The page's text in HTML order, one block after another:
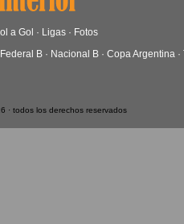
a Gol · Ligas · Fotos
B · Nacional B · Copa Argentina ·
· todos los derechos reservados